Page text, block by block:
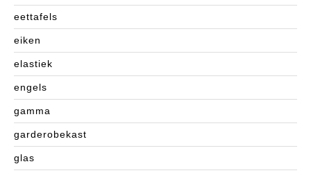
eettafels
eiken
elastiek
engels
gamma
garderobekast
glas